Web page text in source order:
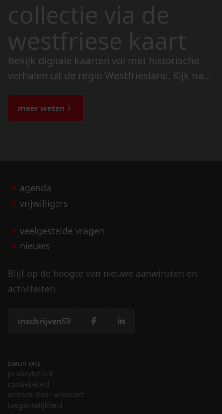
collectie via de
westfriese kaart
Bekijk digitale kaarten vol met historische
verhalen uit de regio Westfriesland. Kijk naar
de bijzondere verhalen.
meer weten
agenda
vrijwilligers
veelgestelde vragen
nieuws
Blijf op de hoogte van nieuwe aanwinsten en
activiteiten.
inschrijven
steun ons
privacybeleid
cookiebeleid
website door webreact
toegankelijkheid